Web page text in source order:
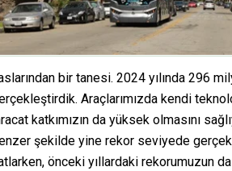
bir tanesi. 2024 yılında 296
Araçlarımızda kendi
katkımızın da yüksek olmasını
şekilde yine rekor seviyede
önceki yıllardaki rekorumuzun da